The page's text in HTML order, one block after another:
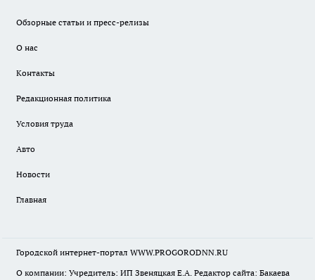
Обзорные статьи и пресс-релизы
О нас
Контакты
Редакционная политика
Условия труда
Авто
Новости
Главная
Городской интернет-портал WWW.PROGORODNN.RU
О компании: Учредитель: ИП Звеняцкая Е.А. Редактор сайта: Бакаева